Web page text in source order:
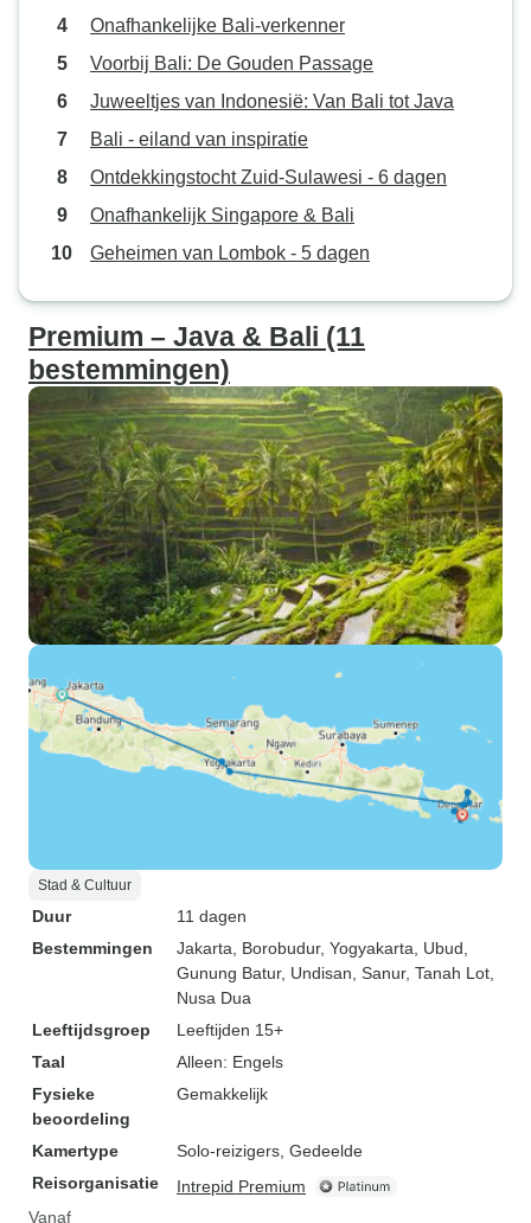
Onafhankelijke Bali-verkenner
Voorbij Bali: De Gouden Passage
Juweeltjes van Indonesië: Van Bali tot Java
Bali - eiland van inspiratie
Ontdekkingstocht Zuid-Sulawesi - 6 dagen
Onafhankelijk Singapore & Bali
Geheimen van Lombok - 5 dagen
Premium – Java & Bali (11
bestemmingen)
Stad & Cultuur
Duur
11 dagen
Bestemmingen
Jakarta , Borobudur, Yogyakarta , Ubud
Gunung Batur, Undisan , Sanur, Tanah Lot
Nusa Dua
Leeftijdsgroep
Leeftijden 15+
Taal
Alleen: Engels
Fysieke
beoordeling
Gemakkelijk
Kamertype
Solo-reizigers, Gedeelde
Reisorganisatie
Intrepid Premium
Vanaf